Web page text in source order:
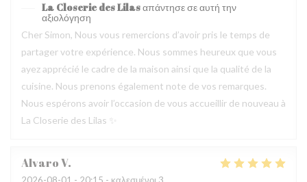
La Closerie des Lilasαπάντησε σε αυτή την
αξιολόγηση
Cher Simon, Nous vous remercions d’avoir pris le temps de
partager votre expérience. Nous sommes heureux que vous
ayez apprécié le cadre de la maison ainsi que la qualité de la
cuisine. Nous prenons également note de vos remarques.
Nous espérons avoir l’occasion de vous accueillir de nouveau à
La Closerie des Lilas ✨
AlvaroV